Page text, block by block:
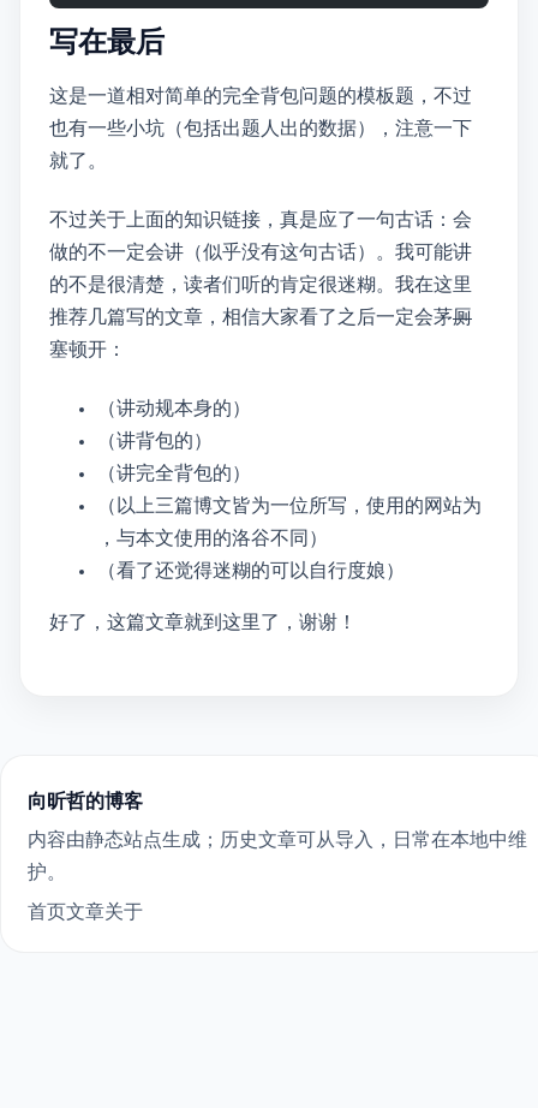
写在最后
这是一道相对简单的完全背包问题的模板题，不过
也有一些小坑~~（包括duliu出题人出的duliu数据）~~ ，注意一下
就OK了。
不过关于上面的“知识链接”，真是应了一句古话：会
做的不一定会讲~~（似乎没有这句古话）~~ 。我可能讲
的不是很清楚，读者们听的肯定很迷糊。我在这里
推荐几篇dalao写的文章，相信大家看了之后一定会茅厕
塞顿开：
（讲动规本身的）
（讲0/1背包的）
（讲完全背包的）
（以上三篇博文皆为一位dalao所写，使用的OJ网站为
LeetCode，与本文使用的洛谷不同）
（看了还觉得迷糊的可以自行度娘）
好了，这篇文章就到这里了，谢谢！
© 2026 向昕哲的博客
内容由 Astro 静态站点生成；历史文章可从 Wagtail 导入，日常在本地 Markdown 中维
护。
首页文章关于